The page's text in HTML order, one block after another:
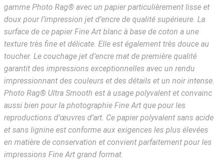
gamme Photo Rag® avec un papier particulièrement lisse et
doux pour l’impression jet d’encre de qualité supérieure. La
surface de ce papier Fine Art blanc à base de coton a une
texture très fine et délicate. Elle est également très douce au
toucher. Le couchage jet d’encre mat de première qualité
garantit des impressions exceptionnelles avec un rendu
impressionnant des couleurs et des détails et un noir intense.
Photo Rag® Ultra Smooth est à usage polyvalent et convainc
aussi bien pour la photographie Fine Art que pour les
reproductions d’œuvres d’art. Ce papier polyvalent sans acide
et sans lignine est conforme aux exigences les plus élevées
en matière de conservation et convient parfaitement pour les
impressions Fine Art grand format.